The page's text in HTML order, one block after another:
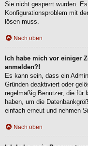
Sie nicht gesperrt wurden.
Konfigurationsproblem mit
lösen muss.
Nach oben
Ich habe mich vor einiger
anmelden?!
Es kann sein, dass ein
Gründen deaktiviert oder
regelmäßig Benutzer, die für
haben, um die
einfach erneut und nehmen
Nach oben